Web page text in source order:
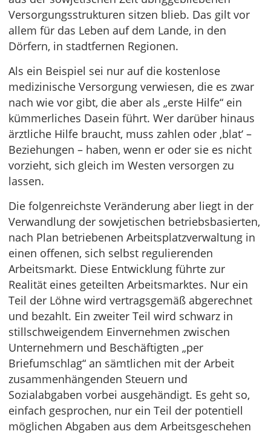
Versorgungsstrukturen sitzen blieb. Das gilt vor
allem für das Leben auf dem Lande, in den
Dörfern, in stadtfernen Regionen.
Als ein Beispiel sei nur auf die kostenlose
medizinische Versorgung verwiesen, die es zwar
nach wie vor gibt, die aber als „erste Hilfe“ ein
kümmerliches Dasein führt. Wer darüber hinaus
ärztliche Hilfe braucht, muss zahlen oder ‚blat‘ –
Beziehungen – haben, wenn er oder sie es nicht
vorzieht, sich gleich im Westen versorgen zu
lassen.
Die folgenreichste Veränderung aber liegt in der
Verwandlung der sowjetischen betriebsbasierten,
nach Plan betriebenen Arbeitsplatzverwaltung in
einen offenen, sich selbst regulierenden
Arbeitsmarkt. Diese Entwicklung führte zur
Realität eines geteilten Arbeitsmarktes. Nur ein
Teil der Löhne wird vertragsgemäß abgerechnet
und bezahlt. Ein zweiter Teil wird schwarz in
stillschweigendem Einvernehmen zwischen
Unternehmern und Beschäftigten „per
Briefumschlag“ an sämtlichen mit der Arbeit
zusammenhängenden Steuern und
Sozialabgaben vorbei ausgehändigt. Es geht so,
einfach gesprochen, nur ein Teil der potentiell
möglichen Abgaben aus dem Arbeitsgeschehen